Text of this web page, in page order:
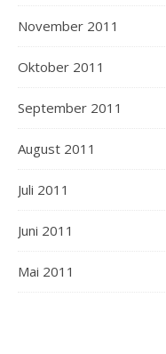
November 2011
Oktober 2011
September 2011
August 2011
Juli 2011
Juni 2011
Mai 2011